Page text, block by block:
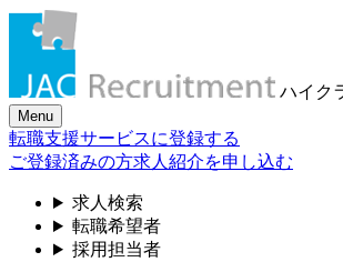
ハイク
Menu
転職支援サービスに登録する
ご登録済みの方求人紹介を申し込む
求人検索
転職希望者
採用担当者